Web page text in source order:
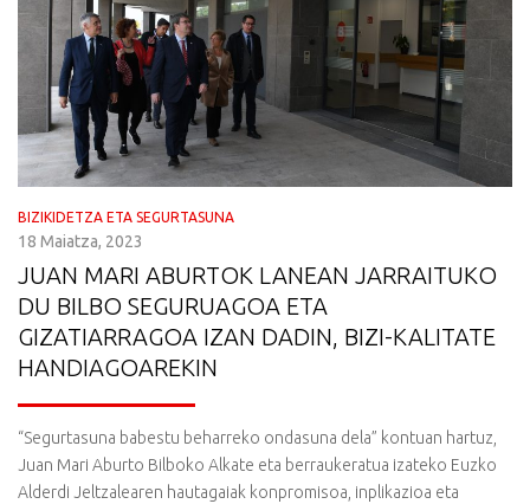
BIZIKIDETZA ETA SEGURTASUNA
18 Maiatza, 2023
JUAN MARI ABURTOK LANEAN JARRAITUKO
DU BILBO SEGURUAGOA ETA
GIZATIARRAGOA IZAN DADIN, BIZI-KALITATE
HANDIAGOAREKIN
“Segurtasuna babestu beharreko ondasuna dela” kontuan hartuz,
Juan Mari Aburto Bilboko Alkate eta berraukeratua izateko Euzko
Alderdi Jeltzalearen hautagaiak konpromisoa, inplikazioa eta